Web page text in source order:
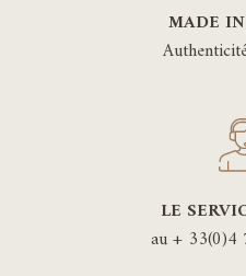
MADE
LE
au +